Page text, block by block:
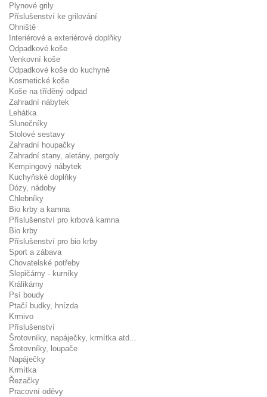
Plynové grily
Příslušenství ke grilování
Ohniště
Interiérové a exteriérové doplňky
Odpadkové koše
Venkovní koše
Odpadkové koše do kuchyně
Kosmetické koše
Koše na tříděný odpad
Zahradní nábytek
Lehátka
Slunečníky
Stolové sestavy
Zahradní houpačky
Zahradní stany, aletány, pergoly
Kempingový nábytek
Kuchyňské doplňky
Dózy, nádoby
Chlebníky
Bio krby a kamna
Příslušenství pro krbová kamna
Bio krby
Příslušenství pro bio krby
Sport a zábava
Chovatelské potřeby
Slepičárny - kurníky
Králikárny
Psí boudy
Ptačí budky, hnízda
Krmivo
Příslušenství
Šrotovníky, napáječky, krmítka atd...
Šrotovníky, loupače
Napáječky
Krmítka
Řezačky
Pracovní oděvy